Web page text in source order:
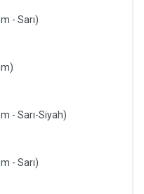
- Sarı)
- Sarı-Siyah)
- Sarı)